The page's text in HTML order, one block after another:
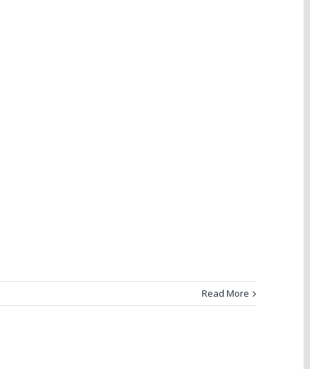
Read More